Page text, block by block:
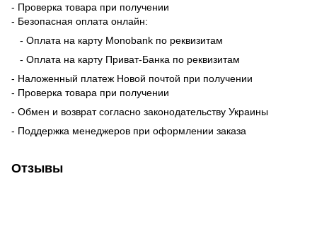
- Проверка товара при получении
- Безопасная оплата онлайн:
- Оплата на карту Monobank по реквизитам
- Оплата на карту Приват-Банка по реквизитам
- Наложенный платеж Новой почтой при получении
- Проверка товара при получении
- Обмен и возврат согласно законодательству Украины
- Поддержка менеджеров при оформлении заказа
Отзывы